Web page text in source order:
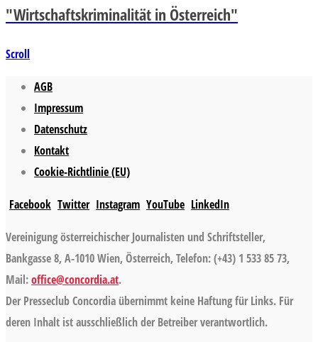
"Wirtschaftskriminalität in Österreich"
Scroll
AGB
Impressum
Datenschutz
Kontakt
Cookie-Richtlinie (EU)
Facebook Twitter Instagram YouTube LinkedIn
Vereinigung österreichischer Journalisten und Schriftsteller,
Bankgasse 8, A-1010 Wien, Österreich, Telefon: (+43) 1 533 85 73,
Mail:office@concordia.at.
Der Presseclub Concordia übernimmt keine Haftung für Links. Für
deren Inhalt ist ausschließlich der Betreiber verantwortlich.